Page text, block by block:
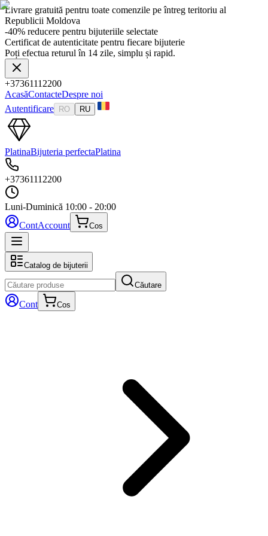
Livrare gratuită pentru toate comenzile pe întreg teritoriu al
Republicii Moldova
-40% reducere pentru bijuteriile selectate
Certificat de autenticitate pentru fiecare bijuterie
Poți efectua returul în 14 zile, simplu și rapid.
+37361112200
AcasăContacteDespre noi
Autentificare
RO RU
PlatinaBijuteria perfectaPlatina
+37361112200
Luni-Duminică 10:00 - 20:00
ContAccount Cos
Catalog de bijuterii
Căutare
Cont Cos